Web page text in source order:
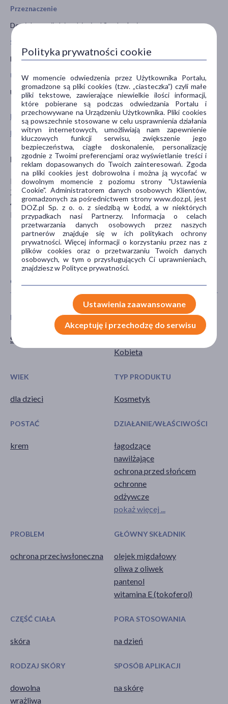
Pokaż wszystkie produkty MOM & WHO?
Pokaż wszystkie produkty linii Kids marki Mom & Who?
Producent
NACOMI GROUP SP. Z O.O
Ziołowa 29
43-365 Wilkowice
biuro@nacomigroup.pl
Przeznaczenie
Do pielęgnacji skóry dzieci od 3. roku życia.
Stosowanie
Nanieść krem na skórę, a następnie delikatnie rozprowadzić.
Uwagi
Unikaj kontaktu z oczami. Produkt do użytku zewnętrznego.
CECHY PRODUKTU
FILTRY PRZECIWSŁONECZNE
SPF 30
PŁEĆ
Kobieta
WIEK
dla dzieci
TYP PRODUKTU
Kosmetyk
POSTAĆ
krem
DZIAŁANIE/WŁAŚCIWOŚCI
łagodzące
nawilżające
ochrona przed słońcem
ochronne
odżywcze
pokaż więcej ...
PROBLEM
ochrona przeciwsłoneczna
GŁÓWNY SKŁADNIK
olejek migdałowy
oliwa z oliwek
pantenol
witamina E (tokoferol)
CZĘŚĆ CIAŁA
skóra
PORA STOSOWANIA
na dzień
RODZAJ SKÓRY
dowolna
wrażliwa
SPOSÓB APLIKACJI
na skórę
Polityka prywatności cookie
W momencie odwiedzenia przez Użytkownika Portalu,
gromadzone są pliki cookies (tzw. „ciasteczka”) czyli małe
pliki tekstowe, zawierające niewielkie ilości informacji,
które pobierane są podczas odwiedzania Portalu i
przechowywane na Urządzeniu Użytkownika. Pliki cookies
są powszechnie stosowane w celu usprawnienia działania
witryn internetowych, umożliwiają nam zapewnienie
kluczowych funkcji serwisu, zwiększenie jego
bezpieczeństwa, ciągłe doskonalenie, personalizację
zgodnie z Twoimi preferencjami oraz wyświetlanie treści i
reklam dopasowanych do Twoich zainteresowań. Zgoda
na pliki cookies jest dobrowolna i można ją wycofać w
dowolnym momencie z poziomu strony "Ustawienia
Cookie". Administratorem danych osobowych Klientów,
gromadzonych za pośrednictwem strony www.doz.pl, jest
DOZ.pl Sp. z o. o. z siedzibą w Łodzi, a w niektórych
przypadkach nasi Partnerzy. Informacja o celach
przetwarzania danych osobowych przez naszych
partnerów znajduje się w ich politykach ochrony
prywatności. Więcej informacji o korzystaniu przez nas z
plików cookies oraz o przetwarzaniu Twoich danych
osobowych, w tym o przysługujących Ci uprawnieniach,
znajdziesz w Polityce prywatności.
Ustawienia zaawansowane
Akceptuję i przechodzę do serwisu